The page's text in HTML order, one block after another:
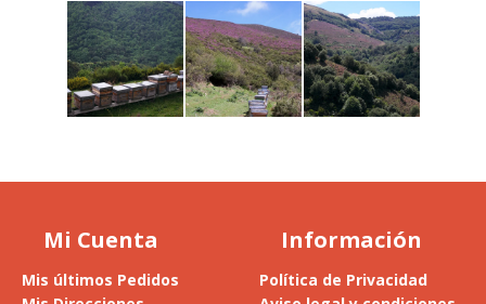
Mi Cuenta
Mis últimos Pedidos
Información
Política de Privacidad